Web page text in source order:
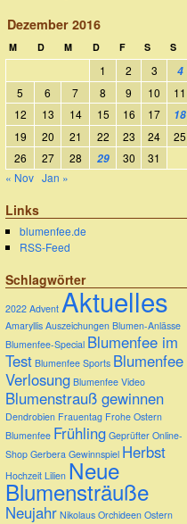
Dezember 2016
M D M D F S S
1 2 3
4
5
6 7 8 9 10
11
12
13 14 15 16 17
18
19
20 21 22 23 24
25
26
27 28 29 30
31
« Nov Jan »
Links
blumenfee.de
RSS-Feed
Schlagwörter
2022 Advent Aktuelles
Amaryllis Auszeichungen Blumen-Anlässe
Blumenfee-Special Blumenfee im
Test Blumenfee Sports Blumenfee
Verlosung Blumenfee Video
Blumenstrauß gewinnen
Dendrobien Frauentag Frohe Ostern
Blumenfee Frühling Geprüfter Online-
Shop Gerbera Gewinnspiel Herbst
Hochzeit Lilien Neue
Blumensträuße
Neujahr Nikolaus Orchideen Ostern